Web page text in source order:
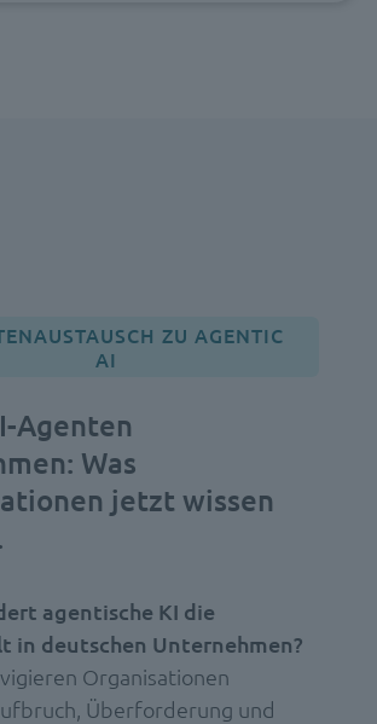
ZU AGENTIC
AI
Agenten
Was
jetzt wissen
agentische KI die
in deutschen Unternehmen?
Organisationen
Überforderung und